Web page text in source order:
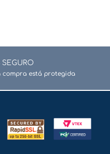
SEGURO
compra está protegida